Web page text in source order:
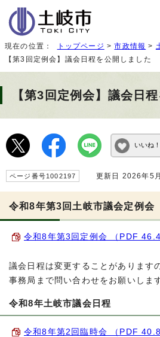
現在の位置： トップページ >市政情報 >
【第3回定例会】議会日程を公開しました
【第3回定例会】議会日
いいね！
ページ番号1002197 更新日 2026年5
令和8年第3回土岐市議会定例会
令和8年第3回定例会 （PDF
議会日程は変更することがあります
事務局まで問い合わせをお願いしま
令和8年土岐市議会日程
令和8年第2回臨時会 （PDF